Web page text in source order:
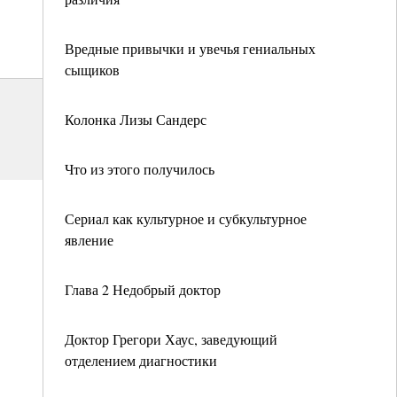
Вредные привычки и увечья гениальных
сыщиков
Колонка Лизы Сандерс
Что из этого получилось
Сериал как культурное и субкультурное
явление
Глава 2 Недобрый доктор
Доктор Грегори Хаус, заведующий
отделением диагностики